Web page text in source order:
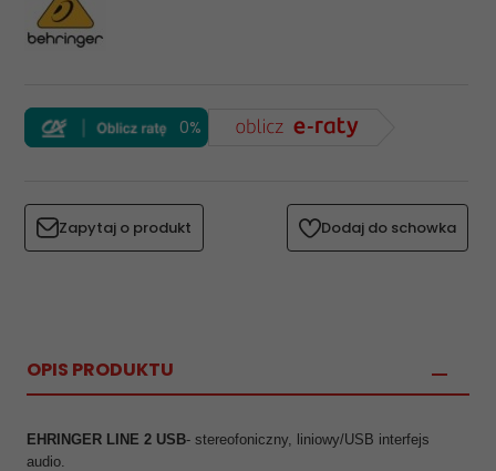
0%
Zapytaj o produkt Dodaj do schowka
OPIS PRODUKTU
EHRINGER LINE 2 USB- stereofoniczny, liniowy/USB interfejs
audio.